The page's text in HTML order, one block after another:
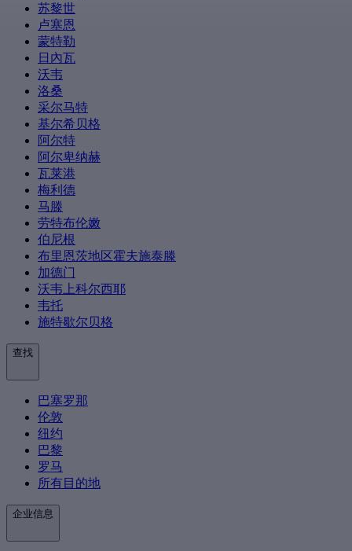
苏黎世
卢塞恩
蒙特勒
日內瓦
沃韦
洛桑
采尔马特
基尔希贝格
阿尔特
阿尔卑纳赫
瓦莱港
梅利德
马滕
劳特布伦嫩
伯尼根
布里恩茨地区霍夫施泰滕
加德门
沃韦上科尔西耶
韦托
施特歇尔贝格
查找
巴塞罗那
伦敦
纽约
巴黎
罗马
所有目的地
企业信息